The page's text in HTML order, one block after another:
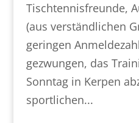
Tischtennisfreunde,
(aus verständlichen
geringen
gezwungen, das
Sonntag in Kerpen
sportlichen...